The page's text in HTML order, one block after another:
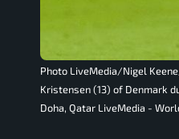
Photo LiveMedia/Nigel
Kristensen (13) of Denmark
Doha, Qatar LiveMedia -